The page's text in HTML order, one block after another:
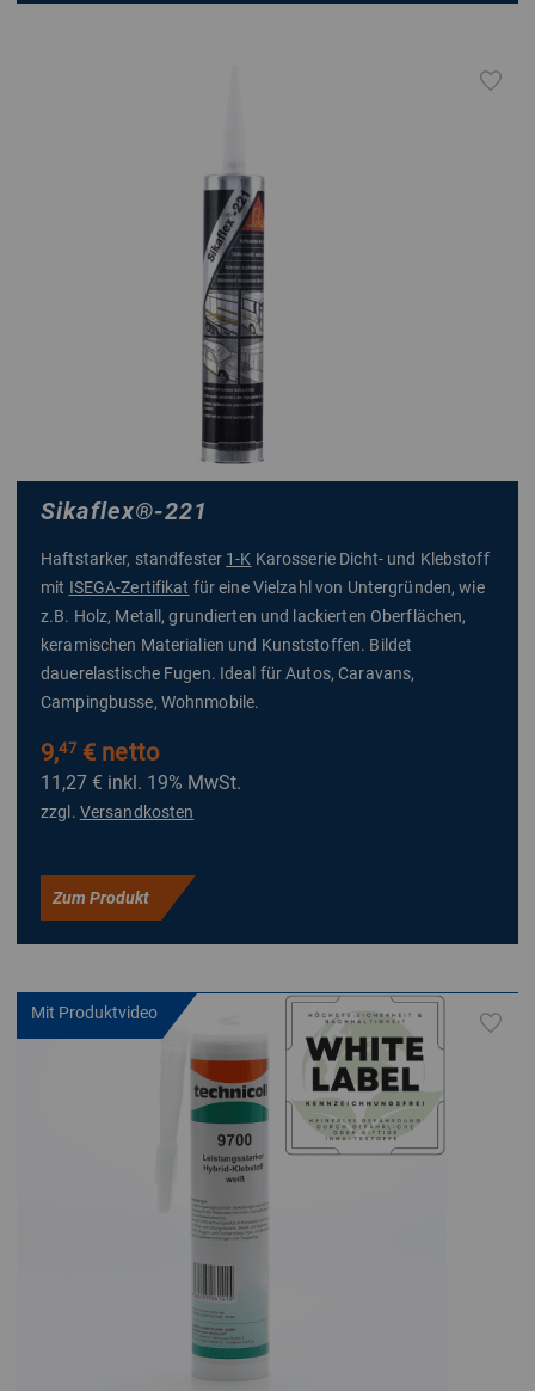
Sikaflex®-221
Haftstarker, standfester 1-K Karosserie Dicht- und Klebstoff
mit ISEGA-Zertifikat für eine Vielzahl von Untergründen, wie
z.B. Holz, Metall, grundierten und lackierten Oberflächen,
keramischen Materialien und Kunststoffen. Bildet
dauerelastische Fugen. Ideal für Autos, Caravans,
Campingbusse, Wohnmobile.
9,47€ netto
11,27 € inkl. 19% MwSt.
zzgl. Versandkosten
Zum Produkt
Mit Produktvideo